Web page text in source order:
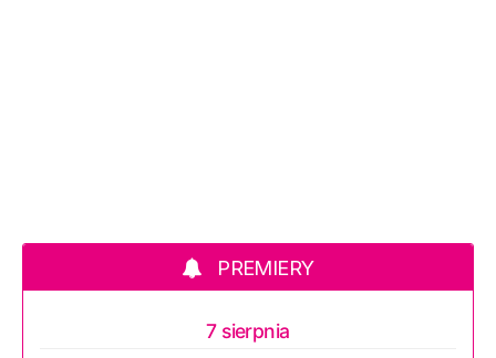
PREMIERY
7 sierpnia